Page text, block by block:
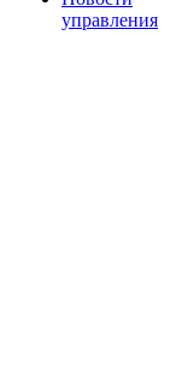
управления